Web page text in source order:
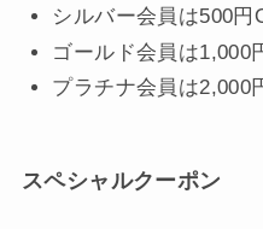
シルバー会員は500円
ゴールド会員は1,000
プラチナ会員は2,000
スペシャルクーポン